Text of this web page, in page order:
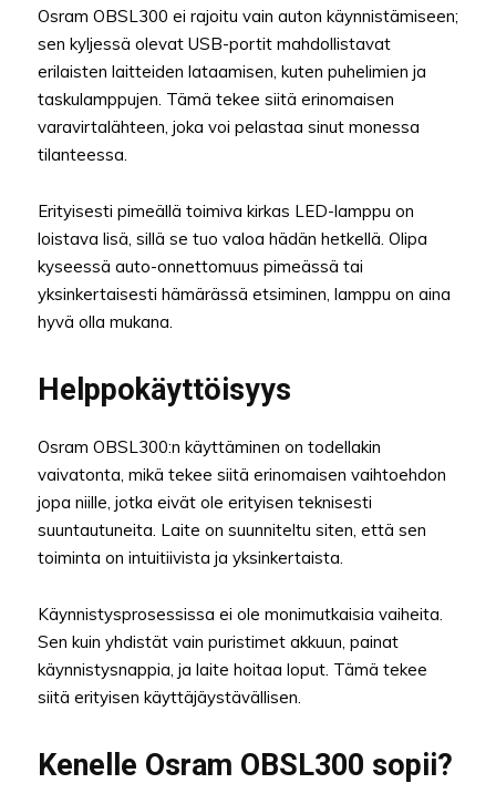
Osram OBSL300 ei rajoitu vain auton käynnistämiseen;
sen kyljessä olevat USB-portit mahdollistavat
erilaisten laitteiden lataamisen, kuten puhelimien ja
taskulamppujen. Tämä tekee siitä erinomaisen
varavirtalähteen, joka voi pelastaa sinut monessa
tilanteessa.
Erityisesti pimeällä toimiva kirkas LED-lamppu on
loistava lisä, sillä se tuo valoa hädän hetkellä. Olipa
kyseessä auto-onnettomuus pimeässä tai
yksinkertaisesti hämärässä etsiminen, lamppu on aina
hyvä olla mukana.
Helppokäyttöisyys
Osram OBSL300:n käyttäminen on todellakin
vaivatonta, mikä tekee siitä erinomaisen vaihtoehdon
jopa niille, jotka eivät ole erityisen teknisesti
suuntautuneita. Laite on suunniteltu siten, että sen
toiminta on intuitiivista ja yksinkertaista.
Käynnistysprosessissa ei ole monimutkaisia vaiheita.
Sen kuin yhdistät vain puristimet akkuun, painat
käynnistysnappia, ja laite hoitaa loput. Tämä tekee
siitä erityisen käyttäjäystävällisen.
Kenelle Osram OBSL300 sopii?